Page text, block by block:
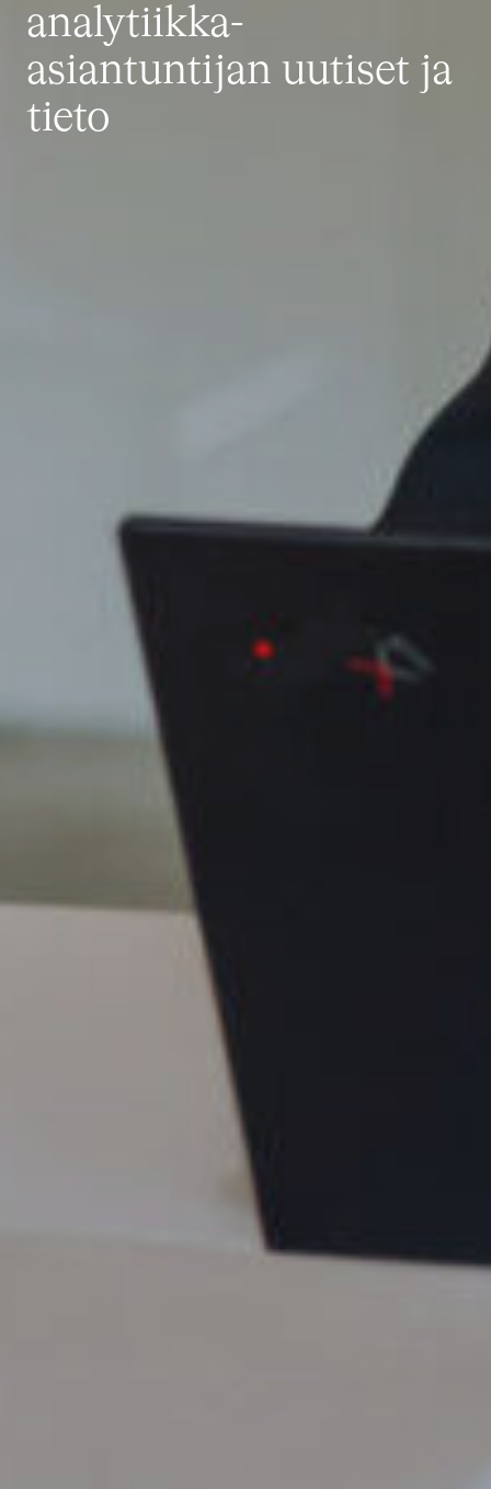
analytiikka-
asiantuntijan uutiset ja
tieto